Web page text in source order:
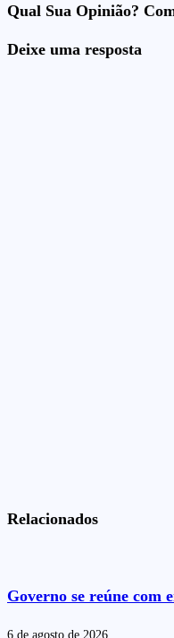
Qual Sua Opinião?
Deixe uma resposta
Relacionados
Governo se reúne com
6 de agosto de 2026